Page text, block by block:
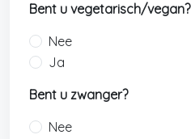
Bent u vegetarisch/vegan?
Nee
Ja
Bent u zwanger?
Nee